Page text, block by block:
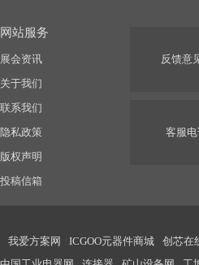
网站服务
展会资讯
关于我们
联系我们
隐私政策
版权声明
投稿信箱
反馈意
客服电
我爱方案网 ICGOO元器件商城 创芯在